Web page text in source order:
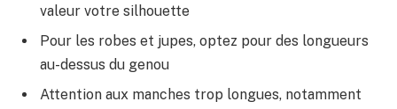
valeur votre silhouette
Pour les robes et jupes, optez pour des longueurs
au-dessus du genou
Attention aux manches trop longues, notamment